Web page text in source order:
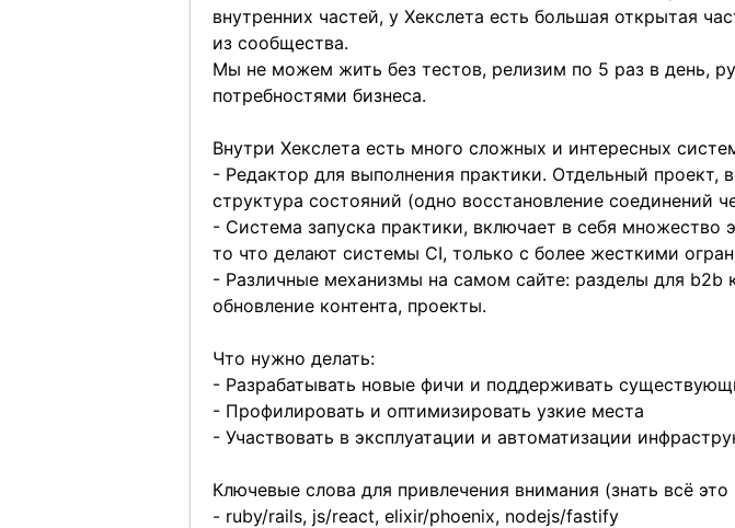
внутренних частей, у Хекслета есть большая открытая
из сообщества.
Мы не можем жить без тестов, релизим по 5 раз в день,
потребностями бизнеса.
Внутри Хекслета есть много сложных и интересных
- Редактор для выполнения практики. Отдельный проект,
структура состояний (одно восстановление соединений
- Система запуска практики, включает в себя
то что делают системы CI, только с более жесткими
- Различные механизмы на самом сайте: разделы для b2b
обновление контента, проекты.
Что нужно делать:
- Разрабатывать новые фичи и поддерживать
- Профилировать и оптимизировать узкие места
- Участвовать в эксплуатации и автоматизации
Ключевые слова для привлечения внимания (знать всё
- ruby/rails, js/react, elixir/phoenix, nodejs/fastify